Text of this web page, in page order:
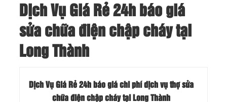
Dịch Vụ Giá Rẻ 24h báo giá
sửa chữa điện chập cháy tại
Long Thành
Dịch Vụ Giá Rẻ 24h báo giá chi phí dịch vụ thợ sửa
chữa điện chập cháy tại Long Thành